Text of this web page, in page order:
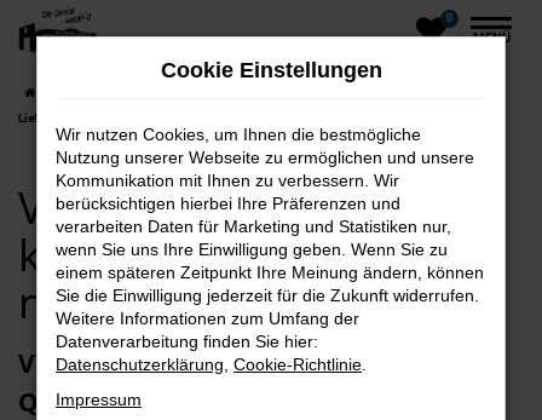
Zum
Hauptinhalt
springen
0
MENÜ
Lieferservice nach Rügen
VW Tiguan Neuwagen
kaufen mit Lieferservice
nach Rügen
VW Tiguan Neuwagen – sensationelle
Qualität für Rügen
Cookie Einstellungen
Wir nutzen Cookies, um Ihnen die bestmögliche
Nutzung unserer Webseite zu ermöglichen und unsere
Kommunikation mit Ihnen zu verbessern. Wir
berücksichtigen hierbei Ihre Präferenzen und
verarbeiten Daten für Marketing und Statistiken nur,
wenn Sie uns Ihre Einwilligung geben. Wenn Sie zu
einem späteren Zeitpunkt Ihre Meinung ändern, können
Sie die Einwilligung jederzeit für die Zukunft widerrufen.
Weitere Informationen zum Umfang der
Datenverarbeitung finden Sie hier:
Datenschutzerklärung Cookie-Richtlinie
Impressum